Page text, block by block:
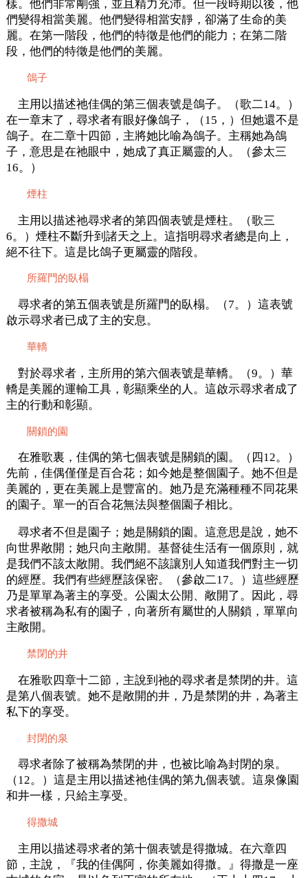
樣。他們非常剛強，並且精力充沛。但一段時期以後，他
們變得相當美麗。他們變得相當安靜，卻滿了生命的美
麗。在第一階段，他們的特徵是他們的能力；在第二階
段，他們的特徵是他們的美麗。
鴿子
主用以描述祂佳偶的第三個表號是鴿子。（歌二14。）
在一章末了，尋求者有眼好像鴿子，（15，）但她還不是
鴿子。在二章十四節，主將她比喻為鴿子。主稱她為鴿
子，意思是在祂眼中，她成了真正屬靈的人。（參太三
16。）
煙柱
主用以描述祂尋求者的第四個表號是煙柱。（歌三
6。）煙柱不斷升到諸天之上。這指明尋求者總是向上，
絕不往下。這是比鴿子更屬靈的階段。
所羅門的臥榻
尋求者的第五個表號是所羅門的臥榻。（7。）這表號
啟示尋求者已成了主的安息。
華轎
對於尋求者，主所用的第六個表號是華轎。（9。）華
轎是美麗的運輸工具，彰顯乘坐的人。這啟示尋求者成了
主的行動和彰顯。
關鎖的園
在雅歌裏，佳偶的第七個表號是關鎖的園。（四12。）
先前，佳偶僅僅是百合花；如今她是整個園子。她不但是
美麗的，更在美麗上是豐富的。她乃是充滿種種不同花果
的園子。單一的百合花無法與整個園子相比。
尋求者不但是園子；她是關鎖的園。這意思是說，她不
向世界敞開；她只向主敞開。基督徒生活有一個原則，就
是我們不該太敞開。我們絕不該讓別人知道我們對主一切
的經歷。我們有些經歷該保密。（參啟二17。）這些經歷
乃是單單為著主的享受。公園太公開、敞開了。因此，尋
求者被稱為私有的園子，向著所有屬世的人關鎖，單單向
主敞開。
禁閉的井
在雅歌四章十二節，主說到祂的尋求者是禁閉的井。這
是第八個表號。她不是敞開的井，乃是禁閉的井，為著主
私下的享受。
封閉的泉
尋求者除了被稱為禁閉的井，也被比喻為封閉的泉。
（12。）這是主用以描述祂佳偶的第九個表號。這泉像園
和井一樣，只給主享受。
得撒城
主用以描述尋求者的第十個表號是得撒城。在六章四
節，主說，『我的佳偶阿，你美麗如得撒。』得撒是一座